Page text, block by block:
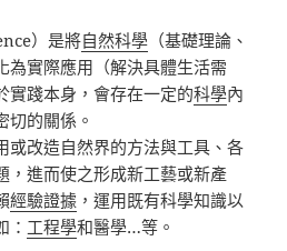
）是將自然科學 （基礎理論、
為實際應用（解決具體生活需
實踐本身，會存在一定的科學內
切的關係。
或改造自然界的方法與工具、各
，進而使之形成新工藝或新產
經驗證據 ，運用既有科學知識以
： 工程學和醫學…等。